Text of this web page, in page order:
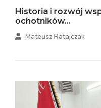
Historia i rozwój
ochotników...
Mateusz Ratajczak